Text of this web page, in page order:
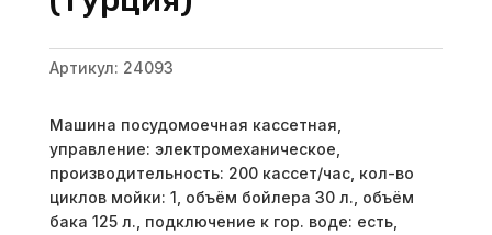
Артикул: 24093
Машина посудомоечная кассетная,
управление: электромеханическое,
производительность: 200 кассет/час, кол-во
циклов мойки: 1, объём бойлера 30 л., объём
бака 125 л., подключение к гор. воде: есть,